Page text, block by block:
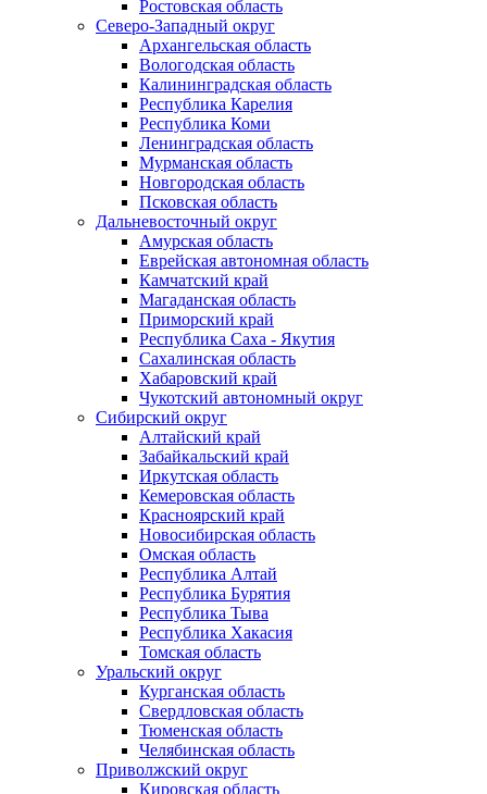
Ростовская область
Северо-Западный округ
Архангельская область
Вологодская область
Калининградская область
Республика Карелия
Республика Коми
Ленинградская область
Мурманская область
Новгородская область
Псковская область
Дальневосточный округ
Амурская область
Еврейская автономная область
Камчатский край
Магаданская область
Приморский край
Республика Саха - Якутия
Сахалинская область
Хабаровский край
Чукотский автономный округ
Сибирский округ
Алтайский край
Забайкальский край
Иркутская область
Кемеровская область
Красноярский край
Новосибирская область
Омская область
Республика Алтай
Республика Бурятия
Республика Тыва
Республика Хакасия
Томская область
Уральский округ
Курганская область
Свердловская область
Тюменская область
Челябинская область
Приволжский округ
Кировская область